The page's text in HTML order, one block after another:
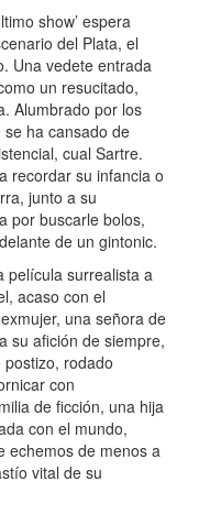
show’ espera
del Plata, el
Una vedete entrada
un resucitado,
Alumbrado por los
ha cansado de
cual Sartre.
recordar su infancia o
junto a su
por buscarle bolos,
de un gintonic.
película surrealista a
acaso con el
una señora de
su afición de siempre,
rodado
con
de ficción, una hija
con el mundo,
echemos de menos a
vital de su